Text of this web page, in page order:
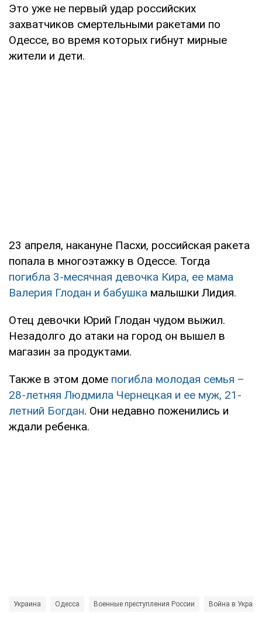
Это уже не первый удар российских
захватчиков смертельными ракетами по
Одессе, во время которых гибнут мирные
жители и дети.
23 апреля, накануне Пасхи, российская ракета
попала в многоэтажку в Одессе. Тогда
погибла 3-месячная девочка Кира, ее мама
Валерия Глодан и бабушка малышки Лидия.
Отец девочки Юрий Глодан чудом выжил.
Незадолго до атаки на город он вышел в
магазин за продуктами.
Также в этом доме погибла молодая семья –
28-летняя Людмила Чернецкая и ее муж, 21-
летний Богдан. Они недавно поженились и
ждали ребенка.
Украина Одесса Военные преступления России Война в